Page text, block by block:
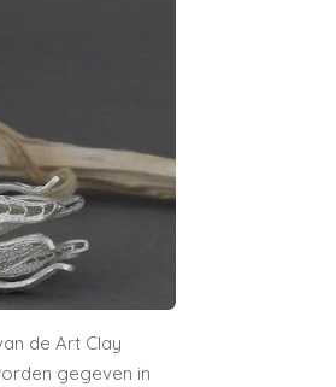
de Art Clay
gegeven in